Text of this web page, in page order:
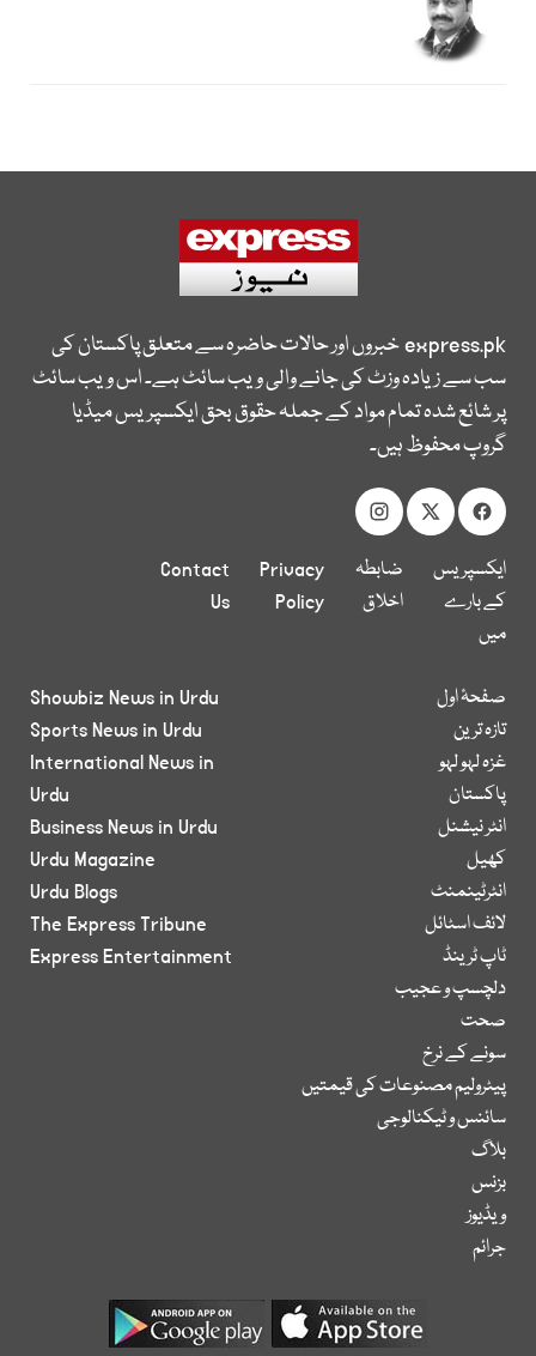
express.pkخبروں اور حالات حاضرہ سے متعلق پاکستان کی
سب سے زیادہ وزٹ کی جانے والی ویب سائٹ ہے۔ اس ویب سائٹ
پر شائع شدہ تمام مواد کے جملہ حقوق بحق ایکسپریس میڈیا
گروپ محفوظ ہیں۔
ایکسپریس
کے بارے
میں
ضابطہ
اخلاق
Privacy
Policy
Contact
Us
صفحۂ اول
تازہ ترین
غزہ لہو لہو
پاکستان
انٹر نیشنل
کھیل
انٹرٹینمنٹ
لائف اسٹائل
ٹاپ ٹرینڈ
دلچسپ و عجیب
صحت
سونے کے نرخ
پیٹرولیم مصنوعات کی قیمتیں
سائنس و ٹیکنالوجی
بلاگ
بزنس
ویڈیوز
جرائم
Showbiz News in Urdu
Sports News in Urdu
International News in
Urdu
Business News in Urdu
Urdu Magazine
Urdu Blogs
The Express Tribune
Express Entertainment